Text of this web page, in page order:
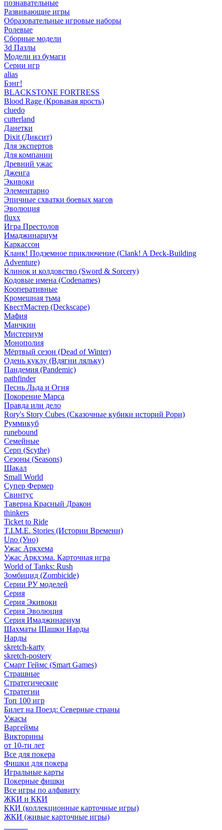
познавательные
Развивающие игры
Образовательные игровые наборы
Ролевые
Сборные модели
3d Пазлы
Модели из бумаги
Серии игр
alias
Бэнг!
BLACKSTONE FORTRESS
Blood Rage (Кровавая ярость)
cluedo
cutterland
Данетки
Dixit (Диксит)
Для экспертов
Для компании
Древний ужас
Дженга
Экивоки
Элементарно
Эпичные схватки боевых магов
Эволюция
fluxx
Игра Престолов
Имаджинариум
Каркассон
Кланк! Подземное приключение (Clank! A Deck-Building
Adventure)
Клинок и колдовство (Sword & Sorcery)
Кодовые имена (Codenames)
Кооперативные
Кромешная тьма
КвестМастер (Deckscape)
Мафия
Манчкин
Мистериум
Монополия
Мёртвый сезон (Dead of Winter)
Одень куклу (Вдягни ляльку)
Пандемия (Pandemic)
pathfinder
Песнь Льда и Огня
Покорение Марса
Правда или дело
Rory's Story Cubes (Сказочные кубики историй Рори)
Руммикуб
runebound
Семейные
Серп (Scythe)
Сезоны (Seasons)
Шакал
Small World
Супер Фермер
Свинтус
Таверна Красный Дракон
thinkers
Ticket to Ride
T.I.M.E. Stories (Истории Времени)
Uno (Уно)
Ужас Аркхема
Ужас Аркхэма. Карточная игра
World of Tanks: Rush
Зомбицид (Zombicide)
Серии РУ моделей
Серия
Серия Экивоки
Серия Эволюция
Серия Имаджинариум
Шахматы Шашки Нарды
Нарды
skretch-karty
skretch-postery
Смарт Геймс (Smart Games)
Страшные
Стратегические
Стратегии
Топ 100 игр
Билет на Поезд: Северные страны
Ужасы
Варгеймы
Викторины
от 10-ти лет
Все для покера
Фишки для покера
Игральные карты
Покерные фишки
Все игры по алфавиту
ЖКИ и ККИ
ККИ (коллекционные карточные игры)
ЖКИ (живые карточные игры)